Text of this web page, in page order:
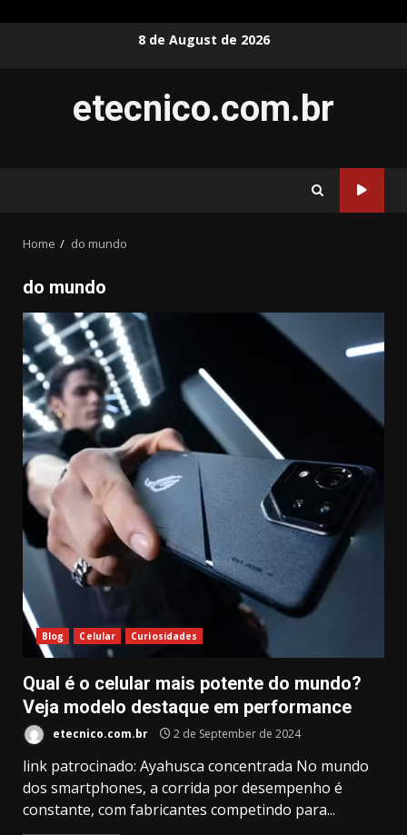
8 de August de 2026
etecnico.com.br
Home do mundo
do mundo
Blog Celular Curiosidades
Qual é o celular mais potente do mundo?
Veja modelo destaque em performance
etecnico.com.br 2 de September de 2024
link patrocinado: Ayahusca concentrada No mundo
dos smartphones, a corrida por desempenho é
constante, com fabricantes competindo para...